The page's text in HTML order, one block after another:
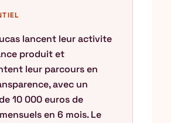
lancent leur activite
produit et
leur parcours en
avec un
10 000 euros de
en 6 mois. Le